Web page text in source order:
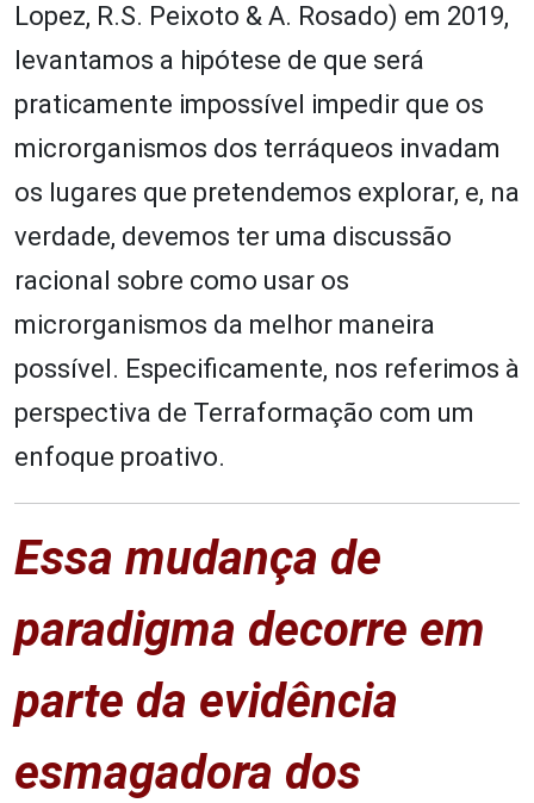
Lopez, R.S. Peixoto & A. Rosado) em 2019,
levantamos a hipótese de que será
praticamente impossível impedir que os
microrganismos dos terráqueos invadam
os lugares que pretendemos explorar, e, na
verdade, devemos ter uma discussão
racional sobre como usar os
microrganismos da melhor maneira
possível. Especificamente, nos referimos à
perspectiva de Terraformação com um
enfoque proativo.
Essa mudança de
paradigma decorre em
parte da evidência
esmagadora dos